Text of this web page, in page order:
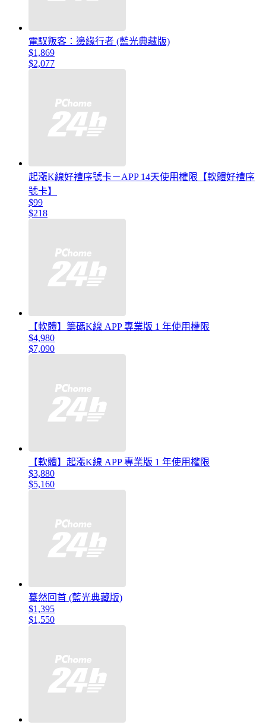
電馭叛客：邊緣行者 (藍光典藏版)
$1,869
$2,077
起漲K線好禮序號卡－APP 14天使用權限【軟體好禮序
號卡】
$99
$218
【軟體】籌碼K線 APP 專業版 1 年使用權限
$4,980
$7,090
【軟體】起漲K線 APP 專業版 1 年使用權限
$3,880
$5,160
驀然回首 (藍光典藏版)
$1,395
$1,550